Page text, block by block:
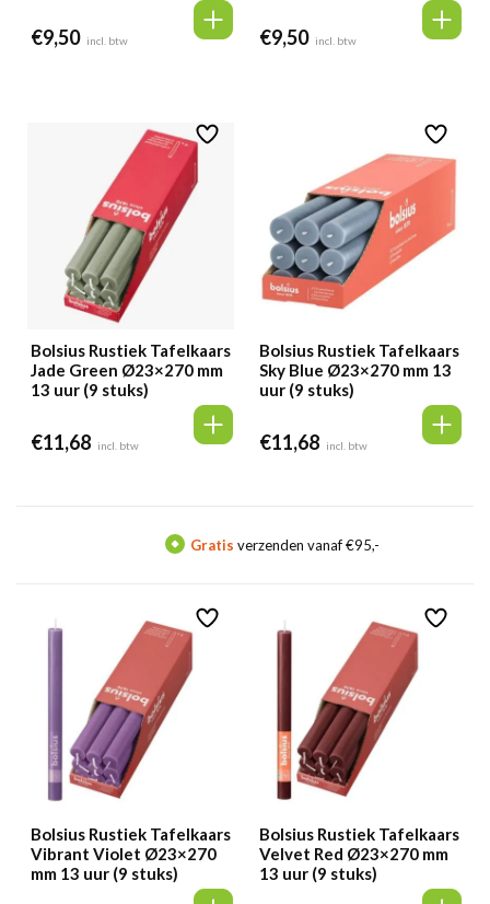
€9,50 incl. btw €9,50 incl. btw
Bolsius Rustiek Tafelkaars
Jade Green Ø23×270 mm
13 uur (9 stuks)
€11,68 incl. btw
Bolsius Rustiek Tafelkaars
Sky Blue Ø23×270 mm 13
uur (9 stuks)
€11,68 incl. btw
verzenden vanaf €95,-
Bolsius Rustiek Tafelkaars
Vibrant Violet Ø23×270
mm 13 uur (9 stuks)
Bolsius Rustiek Tafelkaars
Velvet Red Ø23×270 mm
13 uur (9 stuks)